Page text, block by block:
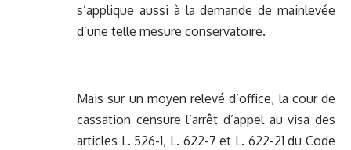
s’applique aussi à la demande de mainlevée
d’une telle mesure conservatoire.
Mais sur un moyen relevé d’office, la cour de
cassation censure l’arrêt d’appel au visa des
articles L. 526-1, L. 622-7 et L. 622-21 du Code